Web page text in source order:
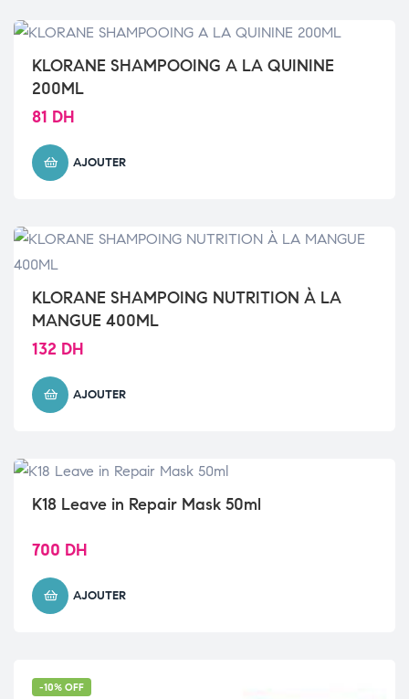
KLORANE SHAMPOOING A LA QUININE
200ML
81 DH
AJOUTER
KLORANE SHAMPOING NUTRITION À LA
MANGUE 400ML
132 DH
AJOUTER
K18 Leave in Repair Mask 50ml
700 DH
AJOUTER
-10% OFF